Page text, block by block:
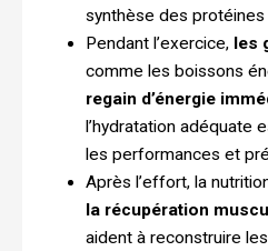
synthèse des protéines
Pendant l’exercice,les
comme les boissons
regain d’énergie
l’hydratation adéquate
les performances et
Après l’effort, la
la récupération
aident à reconstruire